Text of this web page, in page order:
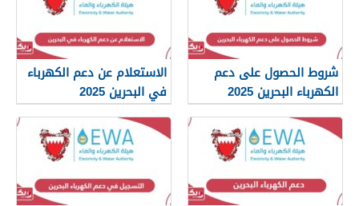
شروط الحصول على دعم
الكهرباء البحرين 2025
الاستعلام عن دعم الكهرباء
في البحرين 2025